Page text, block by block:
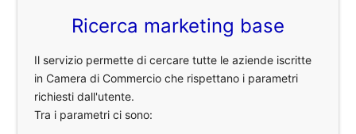
Ricerca marketing base
Il servizio permette di cercare tutte le aziende iscritte
in Camera di Commercio che rispettano i parametri
richiesti dall'utente.
Tra i parametri ci sono: